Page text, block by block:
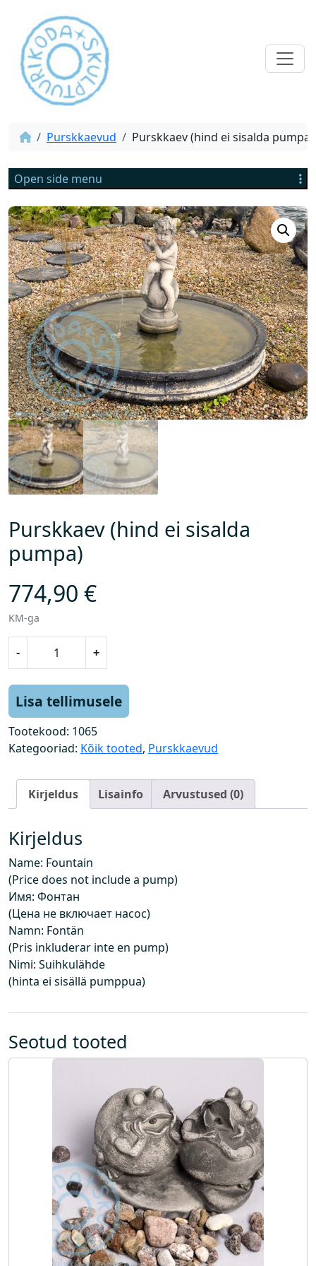
Purskkaevud Purskkaev (hind ei sisalda pumpa)
Open side menu
Purskkaev (hind ei sisalda
pumpa)
774,90 €
KM-ga
-
k
k
a
h
i
n
d
e
i
s
i
s
a
l
a
p
u
+
Lisa tellimusele
Tootekood: 1065
Kategooriad: Kõik tooted, Purskkaevud
Kirjeldus Lisainfo Arvustused (0)
Kirjeldus
Name: Fountain
(Price does not include a pump)
Имя: Фонтан
(Цена не включает насос)
Namn: Fontän
(Pris inkluderar inte en pump)
Nimi: Suihkulähde
(hinta ei sisällä pumppua)
Seotud tooted